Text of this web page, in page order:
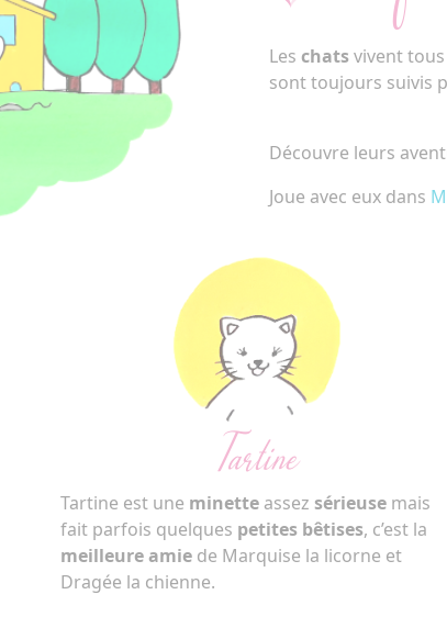
Les chatsvivent
sont toujours suivis
Découvre leurs
Joue avec eux dans
Tartine
Tartine est une minette assez sérieuse mais
fait parfois quelques petites bêtises, c’est la
meilleure amie de Marquise la licorne et
Dragée la chienne.